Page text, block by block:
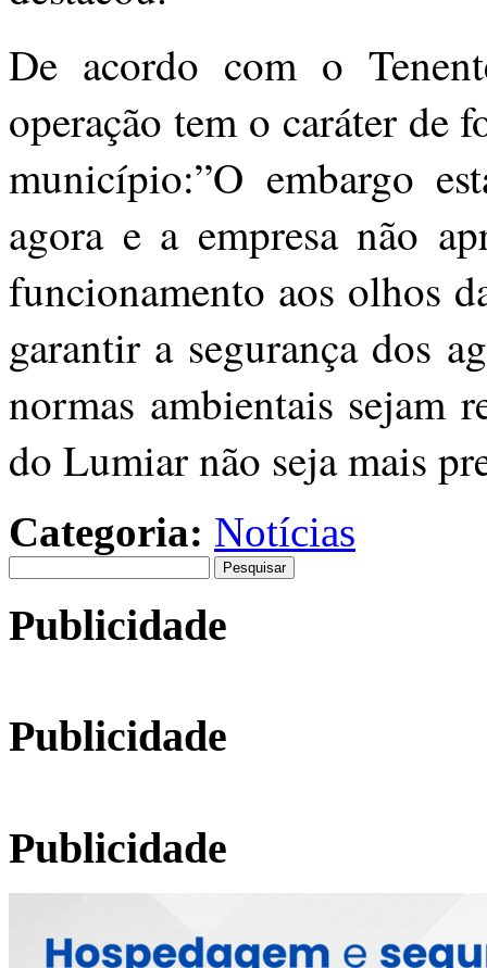
De acordo com o
operação tem o caráter de
município:”O embargo
agora e a empresa não
funcionamento aos olhos
garantir a segurança dos
normas ambientais sejam
do Lumiar não seja mais
Categoria: Notícias
por:
Publicidade
Publicidade
Publicidade